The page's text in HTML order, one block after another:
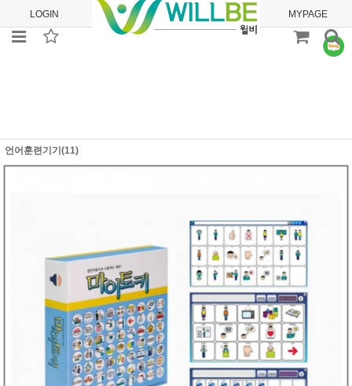
LOGIN JOIN ORDER MYPAGE
언어훈련기기(11)